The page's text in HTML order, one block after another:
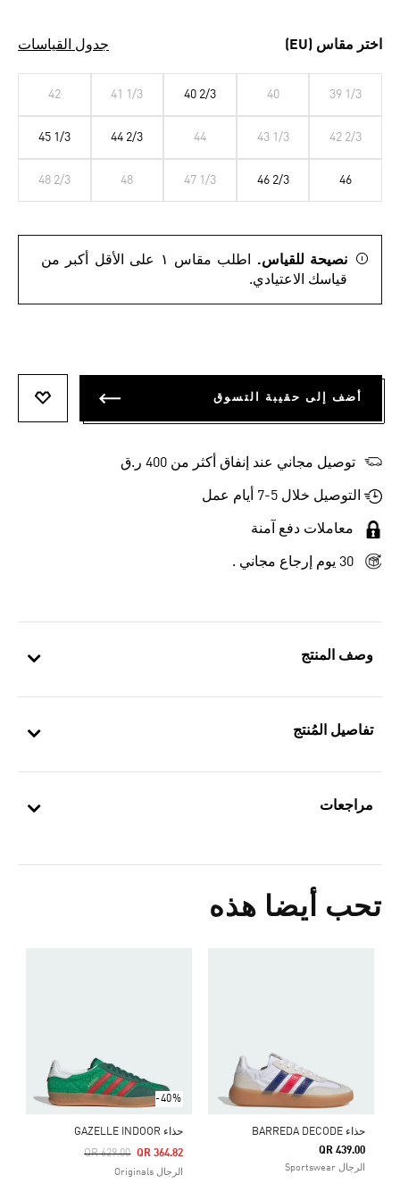
وصف المنتج
تفاصيل المُنتج
مراجعات
تحب أيضا هذه
حذاء BARREDA DECODE
QR 439.00
الرجال Sportswear
-40%
حذاء GAZELLE INDOOR
Price Reduced From
QR 629.00
To QR 364.82
الرجال Originals
اختر مقاس (EU) جدول القياسات
39 1/3
40
40 2/3
41 1/3
42
42 2/3
43 1/3
44
44 2/3
45 1/3
46
46 2/3
47 1/3
48
48 2/3
نصيحة للقياس.
اطلب مقاس ١ على الأقل أكبر من
قياسك الاعتيادي.
أضف إلى حقيبة التسوق
توصيل مجاني عند إنفاق أكثر من 400 ر.ق
التوصيل خلال 5-7 أيام عمل
معاملات دفع آمنة